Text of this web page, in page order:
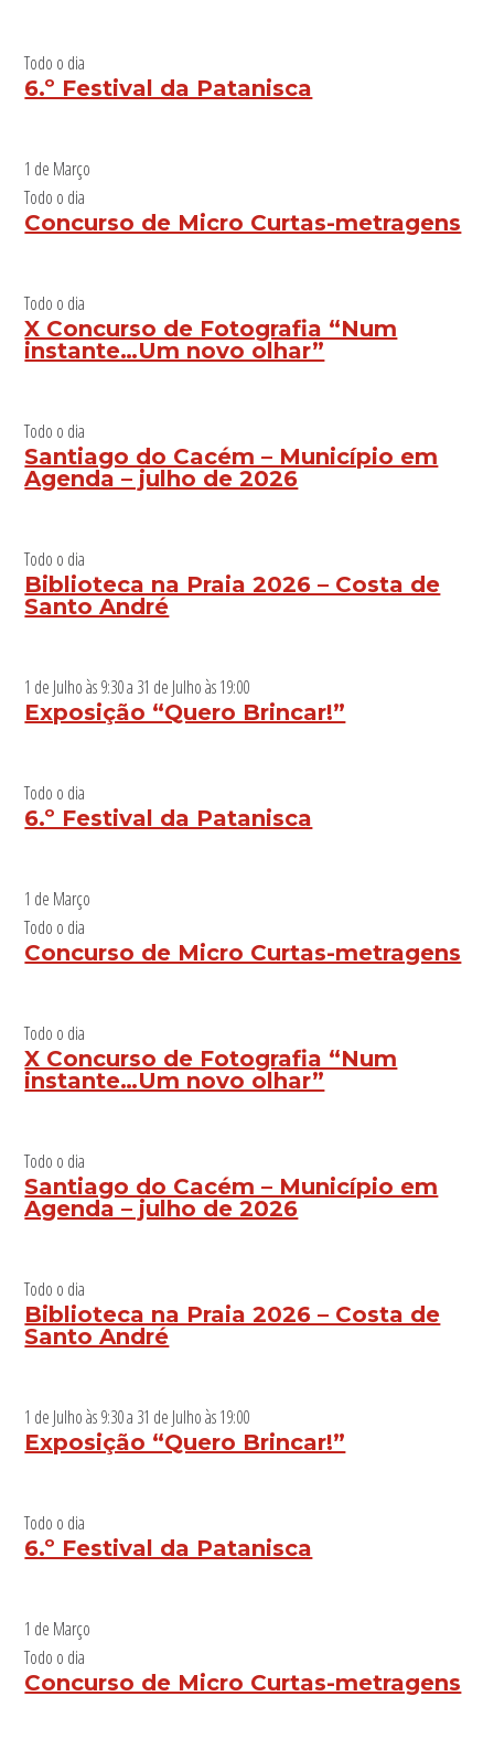
Todo o dia
6.º Festival da Patanisca
1 de Março
Todo o dia
Concurso de Micro Curtas-metragens
Todo o dia
X Concurso de Fotografia “Num
instante…Um novo olhar”
Todo o dia
Santiago do Cacém – Município em
Agenda – julho de 2026
Todo o dia
Biblioteca na Praia 2026 – Costa de
Santo André
1 de Julho às 9:30a 31 de Julho às 19:00
Exposição “Quero Brincar!”
Todo o dia
6.º Festival da Patanisca
1 de Março
Todo o dia
Concurso de Micro Curtas-metragens
Todo o dia
X Concurso de Fotografia “Num
instante…Um novo olhar”
Todo o dia
Santiago do Cacém – Município em
Agenda – julho de 2026
Todo o dia
Biblioteca na Praia 2026 – Costa de
Santo André
1 de Julho às 9:30a 31 de Julho às 19:00
Exposição “Quero Brincar!”
Todo o dia
6.º Festival da Patanisca
1 de Março
Todo o dia
Concurso de Micro Curtas-metragens